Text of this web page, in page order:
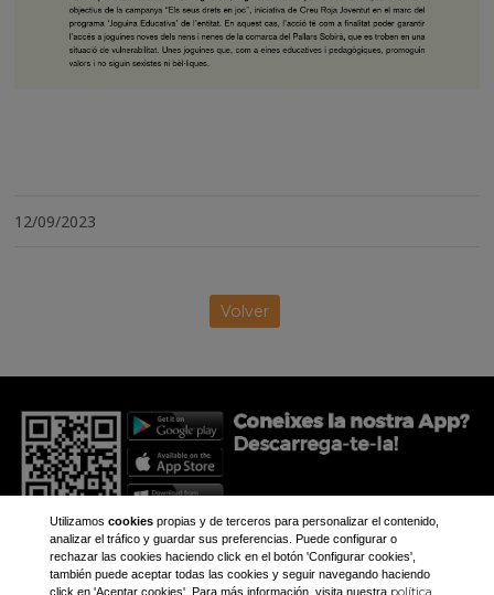
12/09/2023
Volver
Utilizamos cookiespropias y de terceros para personalizar el contenido,
analizar el tráfico y guardar sus preferencias. Puede configurar o
rechazar las cookies haciendo click en el botón 'Configurar cookies',
también puede aceptar todas las cookies y seguir navegando haciendo
click en 'Aceptar cookies'. Para más información, visita nuestra política